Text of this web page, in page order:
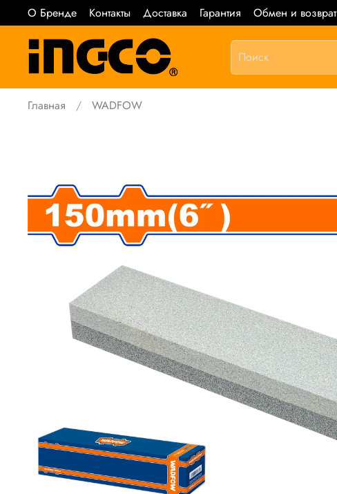
О Бренде Контакты Доставка Гарантия Обмен и возврат
Главная WADFOW